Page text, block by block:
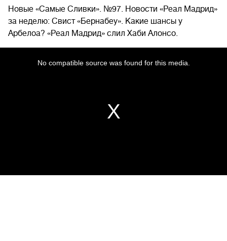
Новые «Самые Сливки». №97. Новости «Реал Мадрид»
за неделю: Свист «Бернабеу». Какие шансы у
Арбелоа? «Реал Мадрид» слил Хаби Алонсо.
No compatible source was found for this media.